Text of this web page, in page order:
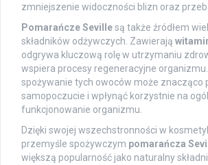
zmniejszenie widoczności blizn oraz
Pomarańcze Sevillesą także źródłem
składników odżywczych. Zawierają
odgrywa kluczową rolę w utrzymaniu
wspiera procesy regeneracyjne
spożywanie tych owoców może znacząco
samopoczucie i wpłynąć korzystnie na
funkcjonowanie organizmu.
Dzięki swojej wszechstronności w
przemyśle spożywczym pomarańcza
większą popularność jako naturalny